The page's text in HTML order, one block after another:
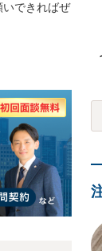
できればぜ